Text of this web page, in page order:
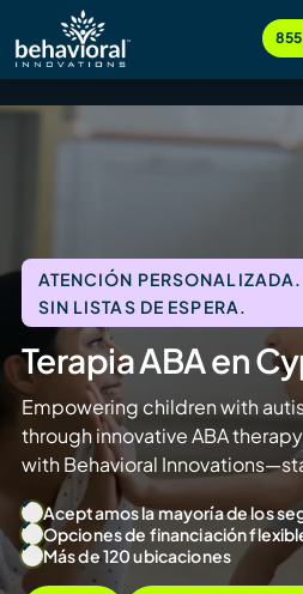
ATENCIÓN
SIN LISTAS DE ESPERA.
Terapia ABA en
Empowering children with
through innovative ABA
with Behavioral
Aceptamos la mayoría de los
Opciones de financiación
Más de 120 ubicaciones